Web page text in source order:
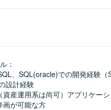
：
、SQL(oracle)での開発経験（
設計経験
資産運用系は尚可）アプリケー
画が可能な方